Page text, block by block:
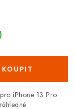
iPhone 13 Pro